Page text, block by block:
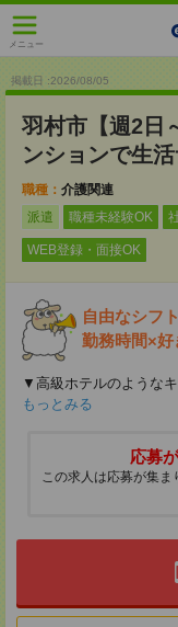
メニュー
掲載日 :2026/08/05
羽村市【週2日
ンションで生
職種： 介護関連
派遣
職種未経験OK
WEB登録・面接OK
自由なシフ
勤務時間×好
▼高級ホテルのような
もっとみる
応募
この求人は応募が集ま